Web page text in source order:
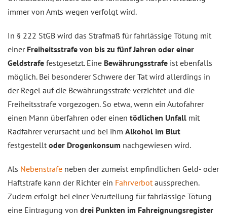
immer von Amts wegen verfolgt wird.
In § 222 StGB wird das Strafmaß für fahrlässige Tötung mit
einer Freiheitsstrafe von bis zu fünf Jahren oder einer
Geldstrafe festgesetzt. Eine Bewährungsstrafe ist ebenfalls
möglich. Bei besonderer Schwere der Tat wird allerdings in
der Regel auf die Bewährungsstrafe verzichtet und die
Freiheitsstrafe vorgezogen. So etwa, wenn ein Autofahrer
einen Mann überfahren oder einen tödlichen Unfall mit
Radfahrer verursacht und bei ihm Alkohol im Blut
festgestellt oder Drogenkonsum nachgewiesen wird.
Als Nebenstrafe neben der zumeist empfindlichen Geld- oder
Haftstrafe kann der Richter ein Fahrverbotaussprechen.
Zudem erfolgt bei einer Verurteilung für fahrlässige Tötung
eine Eintragung von drei Punkten im Fahreignungsregister